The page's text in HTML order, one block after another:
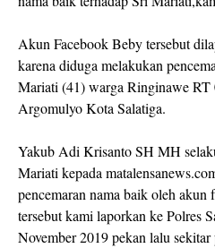
Akun Facebook Beby tersebut
karena diduga melakukan
Mariati (41) warga Ringinawe
Argomulyo Kota Salatiga.
Yakub Adi Krisanto SH MH
Mariati kepada
pencemaran nama baik oleh akun
tersebut kami laporkan ke Polres
November 2019 pekan lalu